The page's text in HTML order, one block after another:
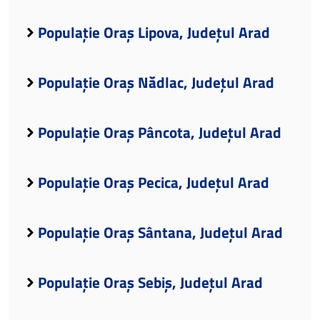
Populație Oraș Lipova, Județul Arad
Populație Oraș Nădlac, Județul Arad
Populație Oraș Pâncota, Județul Arad
Populație Oraș Pecica, Județul Arad
Populație Oraș Sântana, Județul Arad
Populație Oraș Sebiș, Județul Arad